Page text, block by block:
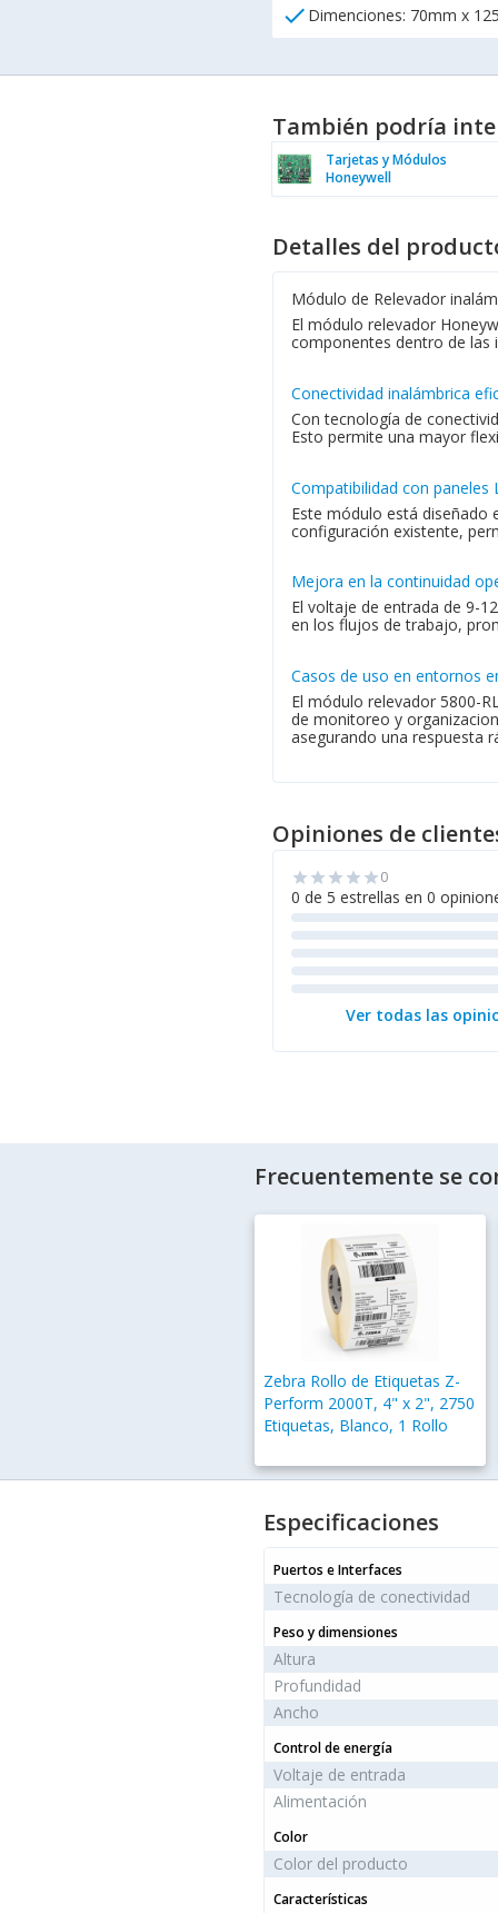
check Dimenciones: 70mm x
También podría
Tarjetas y Módulos
Honeywell
Detalles del
Módulo de Relevador
El módulo relevador
componentes dentro de las
Conectividad inalámbrica
Con tecnología de
Esto permite una mayor
Compatibilidad con paneles
Este módulo está diseñado
configuración existente,
Mejora en la continuidad
El voltaje de entrada de 9-
en los flujos de trabajo,
Casos de uso en entornos
El módulo relevador 5800-
de monitoreo y
asegurando una respuesta
Opiniones de
star star star star star0
0 de 5 estrellas en 0
Ver todas las
Frecuentemente se
Zebra Rollo de Etiquetas Z-
Perform 2000T, 4" x 2", 2750
Etiquetas, Blanco, 1 Rollo
Especificaciones
Puertos e Interfaces
Tecnología de conectividad
Peso y dimensiones
Altura
Profundidad
Ancho
Control de energía
Voltaje de entrada
Alimentación
Color
Color del producto
Características